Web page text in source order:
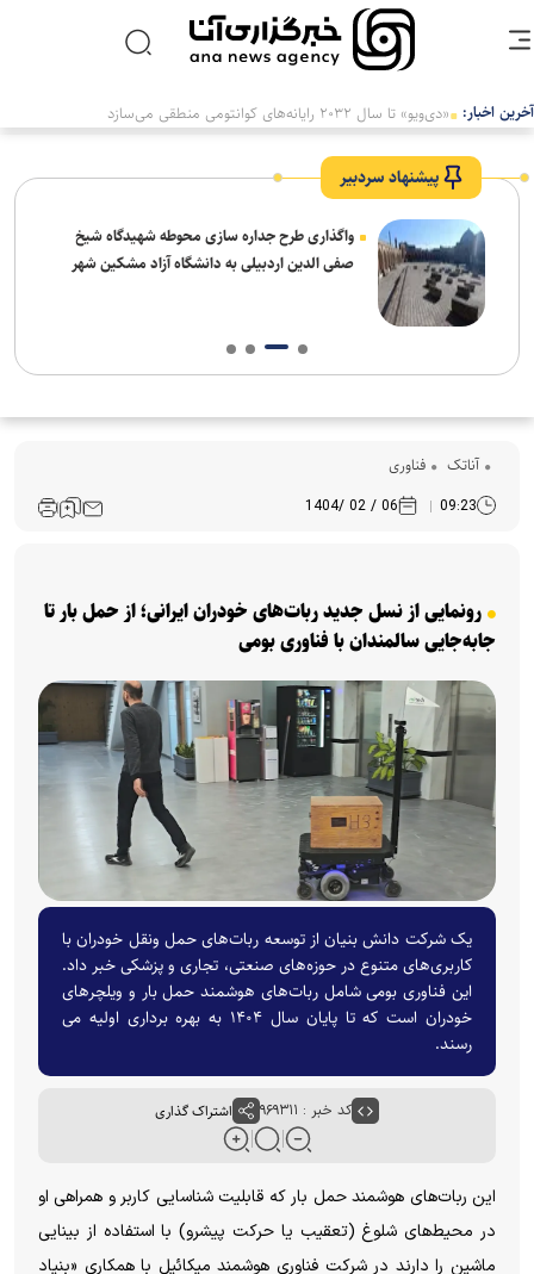
آخرین اخبار:
پیشنهاد سردبیر
واگذاری طرح جداره سازی محوطه شهیدگاه شیخ
صفی الدین اردبیلی به دانشگاه آزاد مشکین شهر
آناتک فناوری
09:23
06 / 02 /1404
رونمایی از نسل جدید ربات‌های خودران ایرانی؛ از حمل بار تا
جابه‌جایی سالمندان با فناوری بومی
یک شرکت دانش بنیان از توسعه ربات‌های حمل ونقل خودران با
کاربری‌های متنوع در حوزه‌های صنعتی، تجاری و پزشکی خبر داد.
این فناوری بومی شامل ربات‌های هوشمند حمل بار و ویلچر‌های
خودران است که تا پایان سال ۱۴۰۴ به بهره برداری اولیه می
رسند.
کد خبر : ۹۶۹۳۱۱ اشتراک گذاری
این ربات‌های هوشمند حمل بار که قابلیت شناسایی کاربر و همراهی او
در محیط‌های شلوغ (تعقیب یا حرکت پیشرو) با استفاده از بینایی
ماشین را دارند در شرکت فناوری هوشمند میکائیل با همکاری «بنیاد